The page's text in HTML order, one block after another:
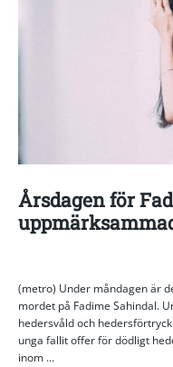
Årsdagen för
(metro) Under måndagen är
mordet på Fadime Sahindal.
hedersvåld och
unga fallit offer för dödligt
inom ...